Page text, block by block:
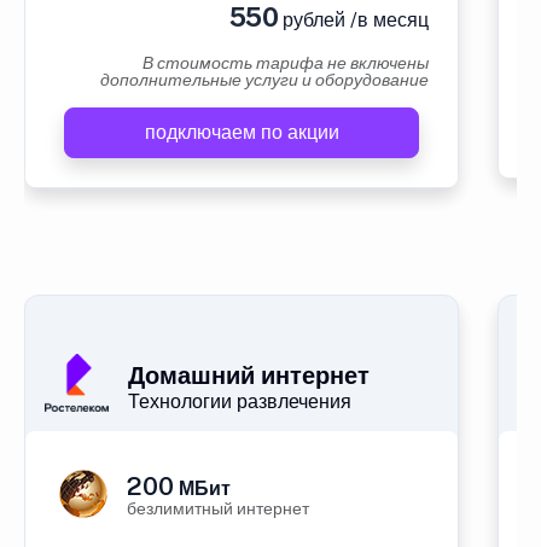
550 рублей /в месяц
В стоимость тарифа не включены
дополнительные услуги и оборудование
подключаем по акции
Домашний интернет
Технологии развлечения
200 МБит
безлимитный интернет